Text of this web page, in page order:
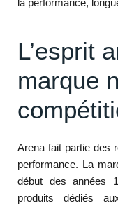
L’esprit
marque
Arena fait partie des
performance. La
début des années
produits dédiés